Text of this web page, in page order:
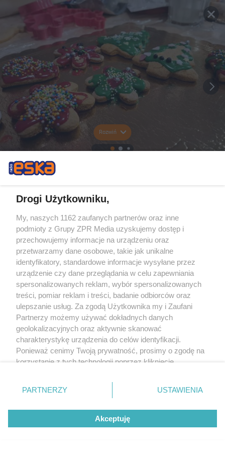
Rozwiń
Drogi Użytkowniku,
My, naszych 1162 zaufanych partnerów oraz inne
podmioty z Grupy ZPR Media uzyskujemy dostęp i
przechowujemy informacje na urządzeniu oraz
przetwarzamy dane osobowe, takie jak unikalne
identyfikatory, standardowe informacje wysyłane przez
urządzenie czy dane przeglądania w celu zapewniania
spersonalizowanych reklam, wybór spersonalizowanych
treści, pomiar reklam i treści, badanie odbiorców oraz
ulepszanie usług. Za zgodą Użytkownika my i Zaufani
Partnerzy możemy używać dokładnych danych
geolokalizacyjnych oraz aktywnie skanować
charakterystykę urządzenia do celów identyfikacji.
Ponieważ cenimy Twoją prywatność, prosimy o zgodę na
korzystanie z tych technologii poprzez kliknięcie
zmienić/wycofać klikając przycisk ustawień prywatności
znajdujący się w lewym dolnym rogu strony
rodzaje przetwarzania danych nie wymagają zgody
użytkownika, ale masz prawo sprzeciwić się takiemu
przetwarzaniu. Preferencje będą miały zastosowanie tylko
PARTNERZY USTAWIENIA
Akceptuję